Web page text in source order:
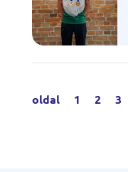
oldal
1 2 3